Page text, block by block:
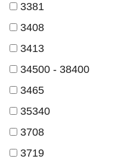
3381
3408
3413
34500 - 38400
3465
35340
3708
3719